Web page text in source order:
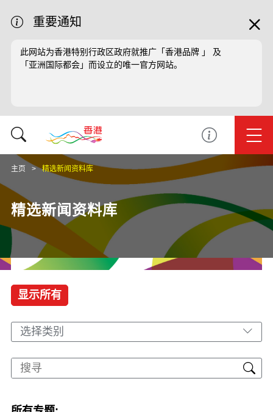
重要通知
此网站为香港特别行政区政府就推广「香港品牌 」 及
「亚洲国际都会」而设立的唯一官方网站。
主页 精选新闻资料库
精选新闻资料库
显示所有
选择类别